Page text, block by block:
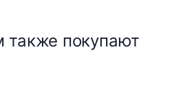
также покупают